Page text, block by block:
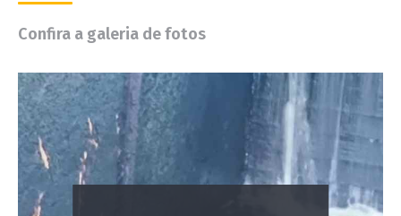
Confira a galeria de fotos